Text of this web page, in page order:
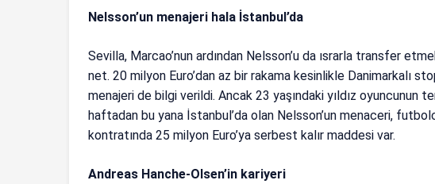
Nelsson’un menajeri hala İstanbul’da
Sevilla, Marcao’nun ardından Nelsson’u da ısrarla transfer
net. 20 milyon Euro’dan az bir rakama kesinlikle Danimarkalı
menajeri de bilgi verildi. Ancak 23 yaşındaki yıldız oyuncunun
haftadan bu yana İstanbul’da olan Nelsson’un menaceri,
kontratında 25 milyon Euro’ya serbest kalır maddesi var.
Andreas Hanche-Olsen’in kariyeri